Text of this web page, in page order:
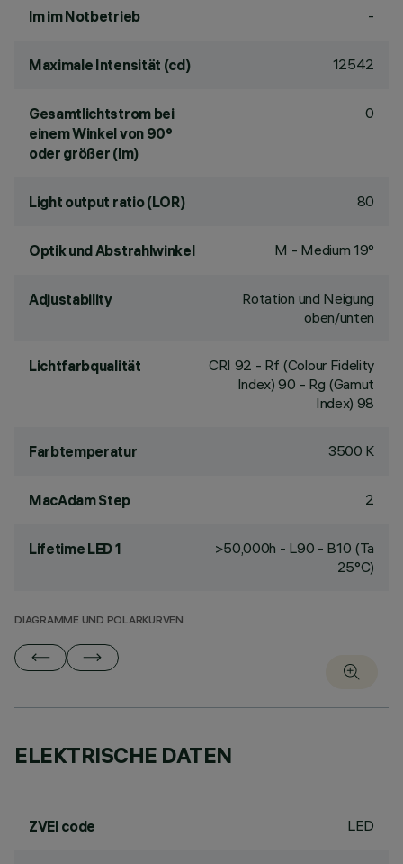
lm im Notbetrieb -
Maximale Intensität (cd) 12542
Gesamtlichtstrom bei
einem Winkel von 90°
oder größer (lm)
0
Light output ratio (LOR) 80
Optik und Abstrahlwinkel M - Medium 19°
Adjustability
Rotation und Neigung
oben/unten
Lichtfarbqualität CRI 92 - Rf (Colour Fidelity
Index) 90 - Rg (Gamut
Index) 98
Farbtemperatur 3500 K
MacAdam Step 2
Lifetime LED 1
>50,000h - L90 - B10 (Ta
25°C)
DIAGRAMME UND POLARKURVEN
ELEKTRISCHE DATEN
ZVEI code LED